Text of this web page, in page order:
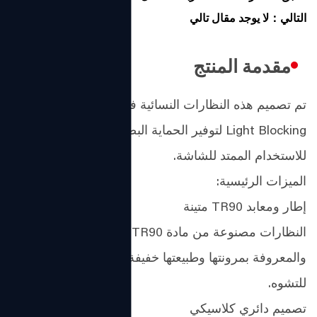
التالي：لا يوجد مقال تالي
مقدمة المنتج
Light Blocking لتوفير الحماية البصرية والراحة اليومية
للاستخدام الممتد للشاشة.
الميزات الرئيسية:
إطار ومعابد TR90 متينة
والمعروفة بمرونتها وطبيعتها خفيفة الوزن ومقاومتها
للتشوه.
تصميم دائري كلاسيكي